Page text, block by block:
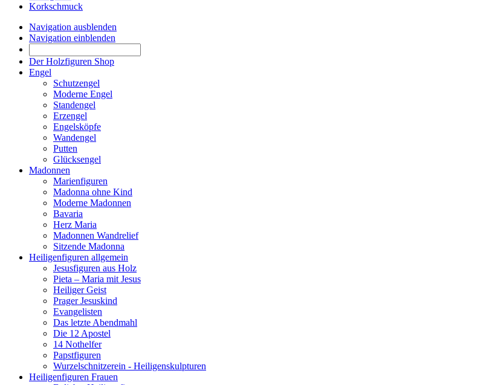
Korkschmuck
Navigation ausblenden
Navigation einblenden
Der Holzfiguren Shop
Engel
Schutzengel
Moderne Engel
Standengel
Erzengel
Engelsköpfe
Wandengel
Putten
Glücksengel
Madonnen
Marienfiguren
Madonna ohne Kind
Moderne Madonnen
Bavaria
Herz Maria
Madonnen Wandrelief
Sitzende Madonna
Heiligenfiguren allgemein
Jesusfiguren aus Holz
Pieta – Maria mit Jesus
Heiliger Geist
Prager Jesuskind
Evangelisten
Das letzte Abendmahl
Die 12 Apostel
14 Nothelfer
Papstfiguren
Wurzelschnitzerein - Heiligenskulpturen
Heiligenfiguren Frauen